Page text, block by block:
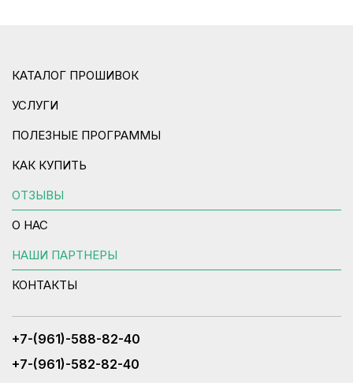
КАТАЛОГ ПРОШИВОК
УСЛУГИ
ПОЛЕЗНЫЕ ПРОГРАММЫ
КАК КУПИТЬ
ОТЗЫВЫ
О НАС
НАШИ ПАРТНЕРЫ
КОНТАКТЫ
+7-(961)-588-82-40
+7-(961)-582-82-40